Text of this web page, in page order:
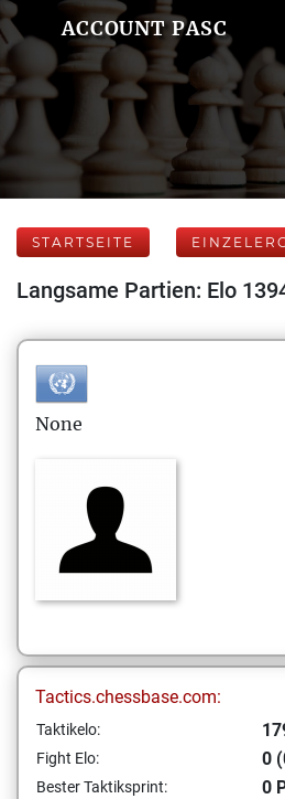
ACCOUNT PASC
STARTSEITE
Langsame Partien: Elo
None
Tactics.chessbase.com:
Taktikelo:
Fight Elo: 0
Bester Taktiksprint: 0